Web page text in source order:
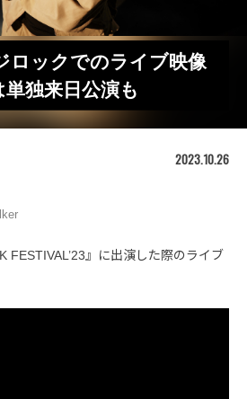
ロックでのライブ映像
独来日公演も
2023.10.26
FESTIVAL’23』に出演した際のライブ